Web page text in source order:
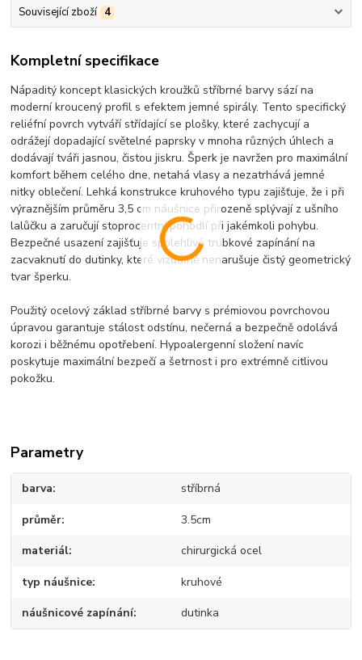
Související zboží 4
Kompletní specifikace
Nápaditý koncept klasických kroužků stříbrné barvy sází na
moderní kroucený profil s efektem jemné spirály. Tento specifický
reliéfní povrch vytváří střídající se plošky, které zachycují a
odrážejí dopadající světelné paprsky v mnoha různých úhlech a
dodávají tváři jasnou, čistou jiskru. Šperk je navržen pro maximální
komfort během celého dne, netahá vlasy a nezatrhává jemné
nitky oblečení. Lehká konstrukce kruhového typu zajišťuje, že i při
výraznějším průměru 3,5 cm náušnice přirozeně splývají z ušního
lalůčku a zaručují stoprocentní pohodlí při jakémkoli pohybu.
Bezpečné usazení zajišťuje spolehlivé trubkové zapínání na
zacvaknutí do dutinky, které vizuálně nenarušuje čistý geometrický
tvar šperku.
Použitý ocelový základ stříbrné barvy s prémiovou povrchovou
úpravou garantuje stálost odstínu, nečerná a bezpečně odolává
korozi i běžnému opotřebení. Hypoalergenní složení navíc
poskytuje maximální bezpečí a šetrnost i pro extrémně citlivou
pokožku.
Parametry
barva stříbrná
průměr 3.5cm
materiál chirurgická ocel
typ náušnice kruhové
náušnicové zapínání dutinka